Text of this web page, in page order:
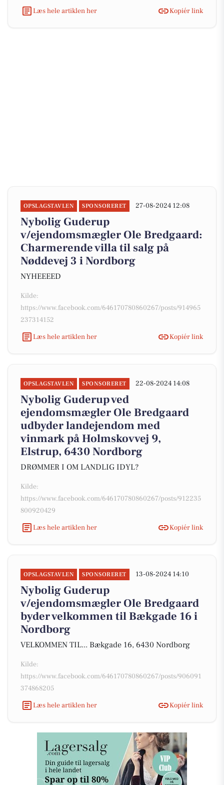
Læs hele artiklen her Kopiér link
OPSLAGSTAVLEN SPONSORERET 27-08-2024 12:08
Nybolig Guderup
v/ejendomsmægler Ole Bredgaard:
Charmerende villa til salg på
Nøddevej 3 i Nordborg
NYHEEEED
Kilde:
https://www.facebook.com/646170780860267/posts/914965
237314152
Læs hele artiklen her
Kopiér link
OPSLAGSTAVLEN SPONSORERET 22-08-2024 14:08
Nybolig Guderup ved
ejendomsmægler Ole Bredgaard
udbyder landejendom med
vinmark på Holmskovvej 9,
Elstrup, 6430 Nordborg
DRØMMER I OM LANDLIG IDYL?
Kilde:
https://www.facebook.com/646170780860267/posts/912235
800920429
Læs hele artiklen her
Kopiér link
OPSLAGSTAVLEN SPONSORERET 13-08-2024 14:10
Nybolig Guderup
v/ejendomsmægler Ole Bredgaard
byder velkommen til Bækgade 16 i
Nordborg
VELKOMMEN TIL... Bækgade 16, 6430 Nordborg
Kilde:
https://www.facebook.com/646170780860267/posts/906091
374868205
Læs hele artiklen her
Kopiér link